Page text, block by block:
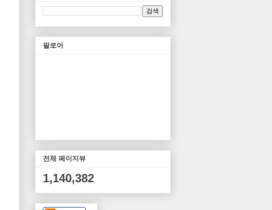
팔로어
전체 페이지뷰
1,140,382